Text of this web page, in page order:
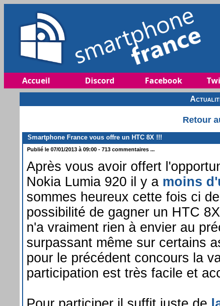
Accueil Discord Facebook
Retour
Smartphone France vous offre un HTC 8X !!!
Publié le 07/01/2013 à 09:00 - 713 commentaires ...
Après vous avoir offert
Nokia Lumia 920 il y a moins
sommes heureux cette fois ci
possibilité de gagner un HTC
n'a vraiment rien à envier au
surpassant même sur certains
pour le précédent concours la
participation est très facile et